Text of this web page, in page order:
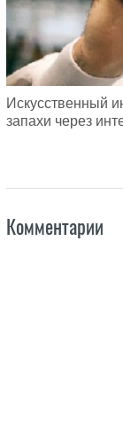
Искусственный
запахи через
Комментарии